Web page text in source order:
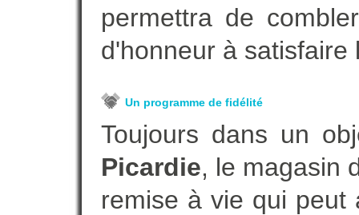
permettra de
d'honneur à satisfaire
Un programme de fidélité
Toujours dans un
Picardie, le magasin
remise à vie qui peut